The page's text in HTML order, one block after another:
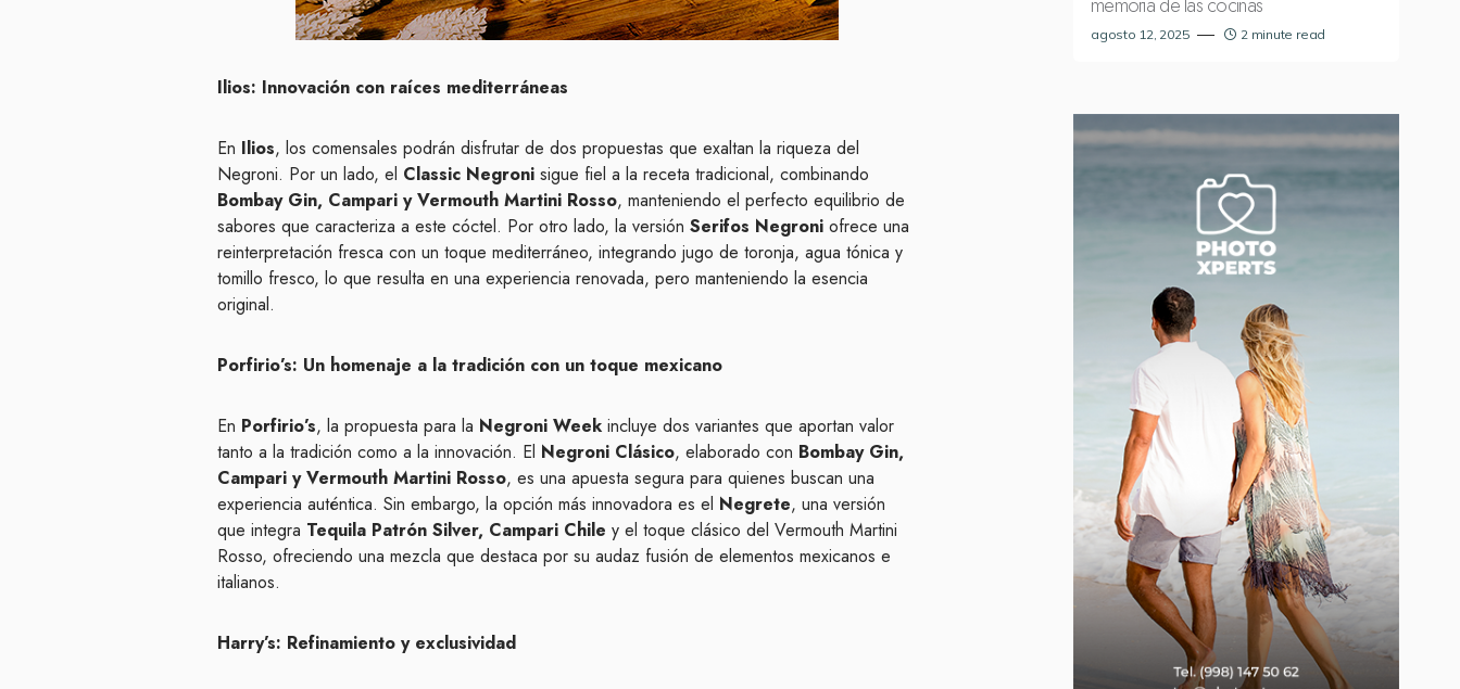
Ilios: Innovación con raíces mediterráneas
En Ilios, los comensales podrán disfrutar de dos propuestas que exaltan la riqueza del
Negroni. Por un lado, el Classic Negroni sigue fiel a la receta tradicional, combinando
Bombay Gin, Campari y Vermouth Martini Rosso, manteniendo el perfecto equilibrio de
sabores que caracteriza a este cóctel. Por otro lado, la versión Serifos Negroni ofrece una
reinterpretación fresca con un toque mediterráneo, integrando jugo de toronja, agua tónica y
tomillo fresco, lo que resulta en una experiencia renovada, pero manteniendo la esencia
original.
Porfirio’s: Un homenaje a la tradición con un toque mexicano
En Porfirio’s, la propuesta para la Negroni Week incluye dos variantes que aportan valor
tanto a la tradición como a la innovación. El Negroni Clásico, elaborado con Bombay Gin,
Campari y Vermouth Martini Rosso, es una apuesta segura para quienes buscan una
experiencia auténtica. Sin embargo, la opción más innovadora es el Negrete, una versión
que integra Tequila Patrón Silver, Campari Chile y el toque clásico del Vermouth Martini
Rosso, ofreciendo una mezcla que destaca por su audaz fusión de elementos mexicanos e
italianos.
Harry’s: Refinamiento y exclusividad
agosto 12, 2025 2 minute read